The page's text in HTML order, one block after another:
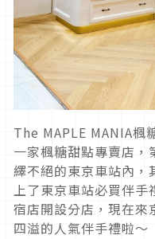
The MAPLE MANIA楓
一家楓糖甜點專賣店
繹不絕的東京車站內，
上了東京車站必買伴手
宿店開設分店，現在來
四溢的人氣伴手禮啦～